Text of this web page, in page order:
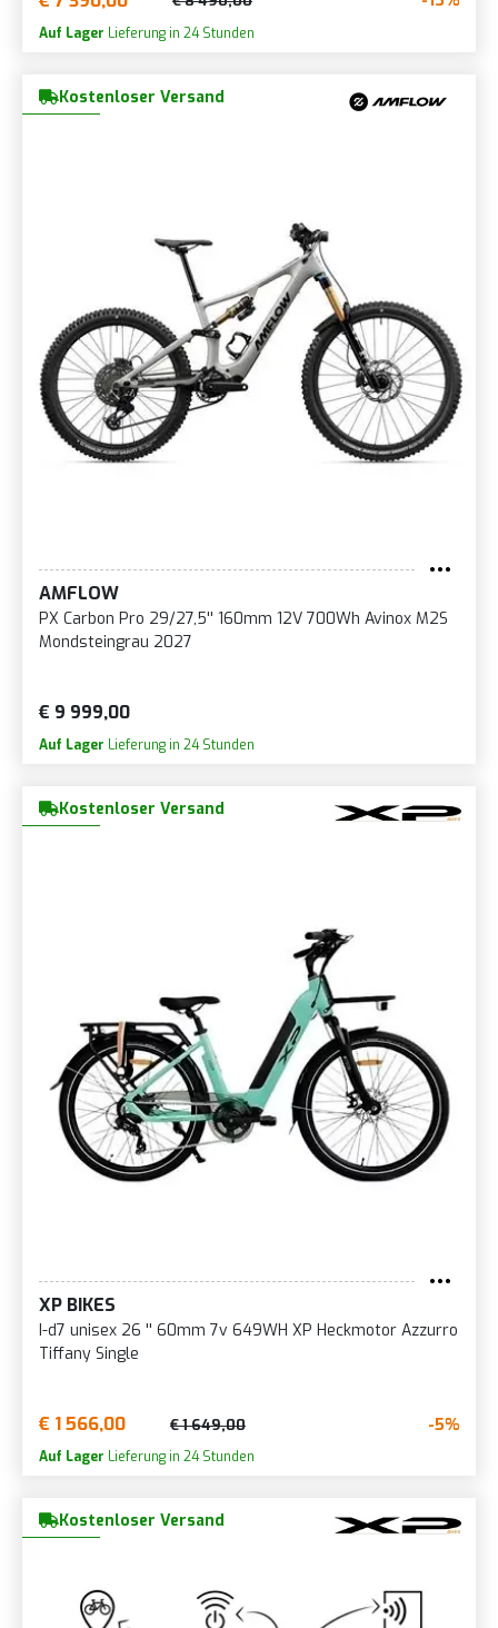
Auf Lager Lieferung in 24 Stunden
Kostenloser Versand
AMFLOW
PX Carbon Pro 29/27,5'' 160mm 12V 700Wh Avinox M2S
Mondsteingrau 2027
€ 9 999,00
Auf Lager Lieferung in 24 Stunden
Kostenloser Versand
XP BIKES
I-d7 unisex 26 '' 60mm 7v 649WH XP Heckmotor Azzurro
Tiffany Single
€ 1 566,00 € 1 649,00 -5%
Auf Lager Lieferung in 24 Stunden
Kostenloser Versand